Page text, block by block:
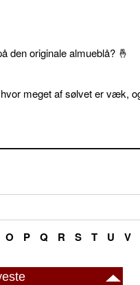
den originale almueblå? 🤞
meget af sølvet er væk,
O P Q R S T U V